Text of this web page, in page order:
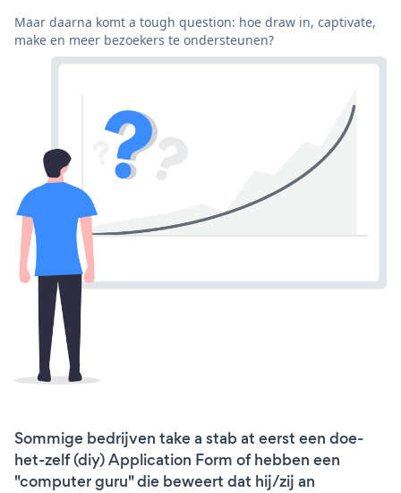
Maar daarna komt a tough question: hoe draw in, captivate,
make en meer bezoekers te ondersteunen?
Sommige bedrijven take a stab at eerst een doe-
het-zelf (diy) Application Form of hebben een
"computer guru" die beweert dat hij/zij an